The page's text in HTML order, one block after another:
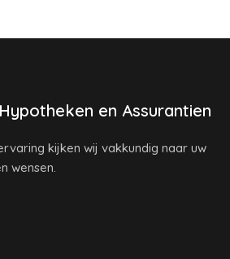
en Assurantien
kijken wij vakkundig naar uw
wensen.